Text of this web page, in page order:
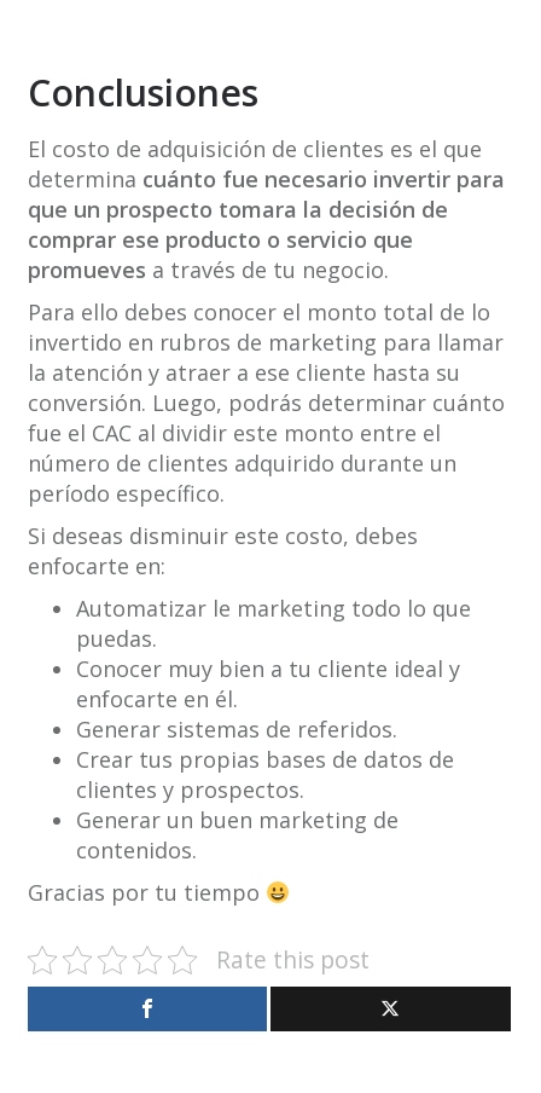
Conclusiones
El costo de adquisición de clientes es el que
determina cuánto fue necesario invertir para
que un prospecto tomara la decisión de
comprar ese producto o servicio que
promueves a través de tu negocio.
Para ello debes conocer el monto total de lo
invertido en rubros de marketing para llamar
la atención y atraer a ese cliente hasta su
conversión. Luego, podrás determinar cuánto
fue el CAC al dividir este monto entre el
número de clientes adquirido durante un
período específico.
Si deseas disminuir este costo, debes
enfocarte en:
Automatizar le marketing todo lo que
puedas.
Conocer muy bien a tu cliente ideal y
enfocarte en él.
Generar sistemas de referidos.
Crear tus propias bases de datos de
clientes y prospectos.
Generar un buen marketing de
contenidos.
Gracias por tu tiempo
Rate this post